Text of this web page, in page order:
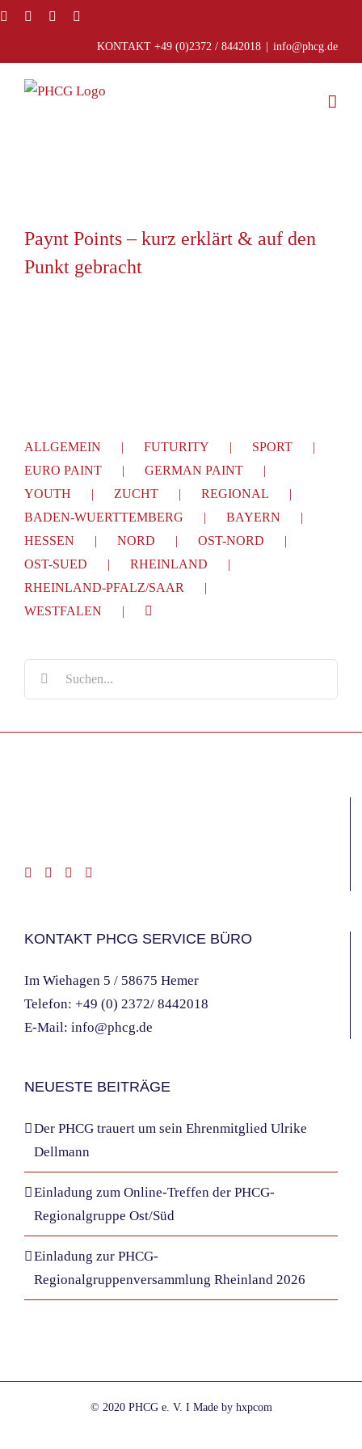
ZumFacebookInstagram
KONTAKT +49 (0)2372 / 8442018 info@phcg.de
Paynt Points – kurz erklärt & auf den
Punkt gebracht
ALLGEMEIN FUTURITY
SPORT
EURO PAINT
GERMAN PAINT
YOUTH
ZUCHT
REGIONAL
BADEN-WUERTTEMBERG
BAYERN
HESSEN
NORD
OST-NORD
OST-SUED
RHEINLAND
RHEINLAND-PFALZ/SAAR
WESTFALEN
KONTAKT PHCG SERVICE BÜRO
Im Wiehagen 5 / 58675 Hemer
Telefon: +49 (0) 2372/ 8442018
E-Mail: info@phcg.de
NEUESTE BEITRÄGE
Der PHCG trauert um sein Ehrenmitglied Ulrike
Dellmann
Einladung zum Online-Treffen der PHCG-
Regionalgruppe Ost/Süd
Einladung zur PHCG-
Regionalgruppenversammlung Rheinland 2026
© 2020 PHCG e. V. I Made by hxpcom